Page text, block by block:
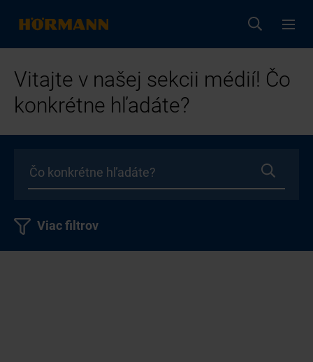
Vitajte v našej sekcii médií! Čo
konkrétne hľadáte?
Viac filtrov